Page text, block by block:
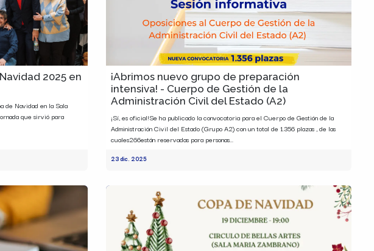
2025 en
de Navidad en la Sala
que sirvió para
¡Abrimos nuevo grupo de preparación
intensiva! - Cuerpo de Gestión de la
Administración Civil del Estado (A2)
¡Sí, es oficial!Se ha publicado la convocatoria para el Cuerpo de Gestión de la
Administración Civil del Estado (Grupo A2) con un total de 1.356 plazas , de las
cuales266están reservadas para personas...
23 dic. 2025